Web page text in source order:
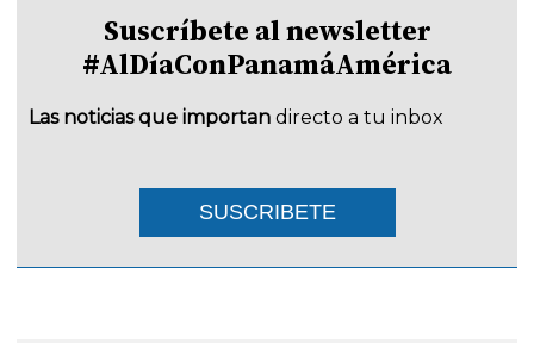
Suscríbete al newsletter
#AlDíaConPanamáAmérica
Las noticias que importan directo a tu inbox
SUSCRIBETE